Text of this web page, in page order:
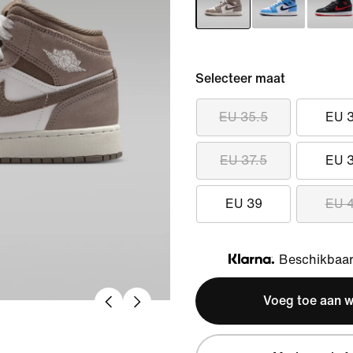
Selecteer maat
EU 35.5 EU
EU 37.5 EU
EU 39 EU
Klarna
Voeg toe aan